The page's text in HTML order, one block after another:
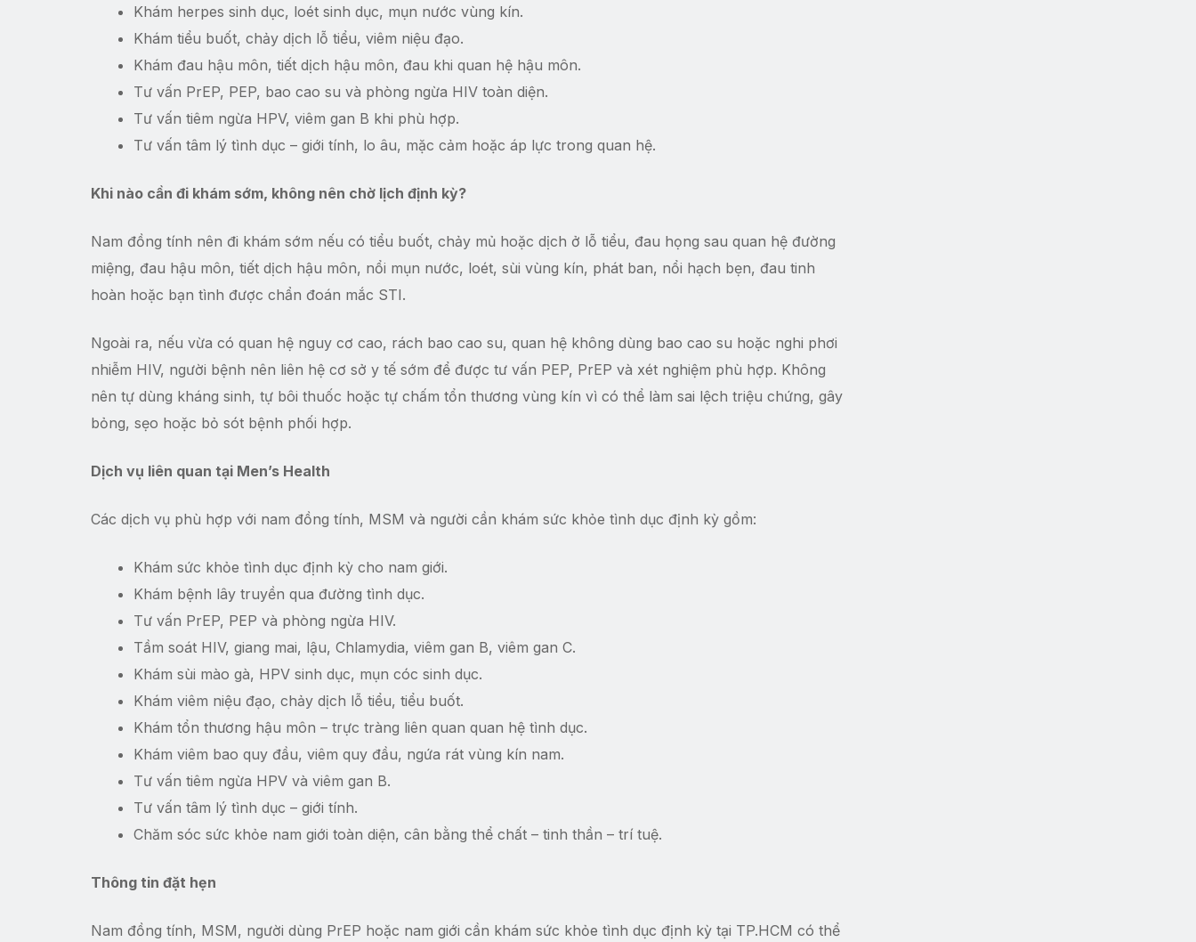
Khám herpes sinh dục, loét sinh dục, mụn nước vùng kín.
Khám tiểu buốt, chảy dịch lỗ tiểu, viêm niệu đạo.
Khám đau hậu môn, tiết dịch hậu môn, đau khi quan hệ hậu môn.
Tư vấn PrEP, PEP, bao cao su và phòng ngừa HIV toàn diện.
Tư vấn tiêm ngừa HPV, viêm gan B khi phù hợp.
Tư vấn tâm lý tình dục – giới tính, lo âu, mặc cảm hoặc áp lực trong quan hệ.
Khi nào cần đi khám sớm, không nên chờ lịch định kỳ?
Nam đồng tính nên đi khám sớm nếu có tiểu buốt, chảy mủ hoặc dịch ở lỗ tiểu, đau họng sau quan hệ đường
miệng, đau hậu môn, tiết dịch hậu môn, nổi mụn nước, loét, sùi vùng kín, phát ban, nổi hạch bẹn, đau tinh
hoàn hoặc bạn tình được chẩn đoán mắc STI.
Ngoài ra, nếu vừa có quan hệ nguy cơ cao, rách bao cao su, quan hệ không dùng bao cao su hoặc nghi phơi
nhiễm HIV, người bệnh nên liên hệ cơ sở y tế sớm để được tư vấn PEP, PrEP và xét nghiệm phù hợp. Không
nên tự dùng kháng sinh, tự bôi thuốc hoặc tự chấm tổn thương vùng kín vì có thể làm sai lệch triệu chứng, gây
bỏng, sẹo hoặc bỏ sót bệnh phối hợp.
Dịch vụ liên quan tại Men’s Health
Các dịch vụ phù hợp với nam đồng tính, MSM và người cần khám sức khỏe tình dục định kỳ gồm:
Khám sức khỏe tình dục định kỳ cho nam giới.
Khám bệnh lây truyền qua đường tình dục.
Tư vấn PrEP, PEP và phòng ngừa HIV.
Tầm soát HIV, giang mai, lậu, Chlamydia, viêm gan B, viêm gan C.
Khám sùi mào gà, HPV sinh dục, mụn cóc sinh dục.
Khám viêm niệu đạo, chảy dịch lỗ tiểu, tiểu buốt.
Khám tổn thương hậu môn – trực tràng liên quan quan hệ tình dục.
Khám viêm bao quy đầu, viêm quy đầu, ngứa rát vùng kín nam.
Tư vấn tiêm ngừa HPV và viêm gan B.
Tư vấn tâm lý tình dục – giới tính.
Chăm sóc sức khỏe nam giới toàn diện, cân bằng thể chất – tinh thần – trí tuệ.
Thông tin đặt hẹn
Nam đồng tính, MSM, người dùng PrEP hoặc nam giới cần khám sức khỏe tình dục định kỳ tại TP.HCM có thể